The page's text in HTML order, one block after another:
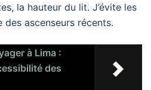
la hauteur du lit. J’évite les
ascenseurs récents.
à Lima :
des